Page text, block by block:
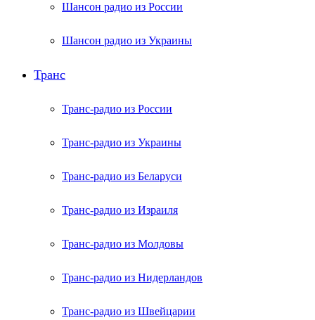
Шансон радио из России
Шансон радио из Украины
Транс
Транс-радио из России
Транс-радио из Украины
Транс-радио из Беларуси
Транс-радио из Израиля
Транс-радио из Молдовы
Транс-радио из Нидерландов
Транс-радио из Швейцарии